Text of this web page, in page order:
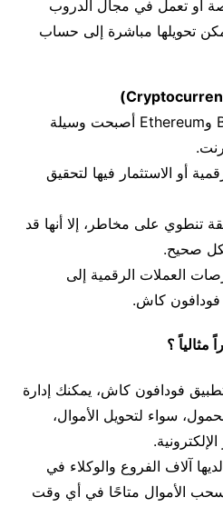
أو تعمل في مجال الدروب
يمكن تحويلها مباشرة إلى حساب
العملات الرقمية مثل Bitcoin وEthereum أصبحت وسيلة
أو الاستثمار فيها لتحقيق
تنطوي على مخاطر، إلا أنها قد
صحيح.
العملات الرقمية إلى
فودافون كاش.
مثالياً ؟
فودافون كاش، يمكنك إدارة
سواء لتحويل الأموال،
آلاف الفروع والوكلاء في
الأموال متاحًا في أي وقت